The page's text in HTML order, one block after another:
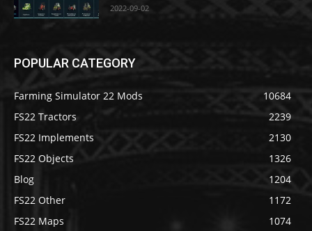
2022-09-02
POPULAR CATEGORY
Farming Simulator 22 Mods
10684
FS22 Tractors
2239
FS22 Implements
2130
FS22 Objects
1326
Blog
1204
FS22 Other
1172
FS22 Maps
1074